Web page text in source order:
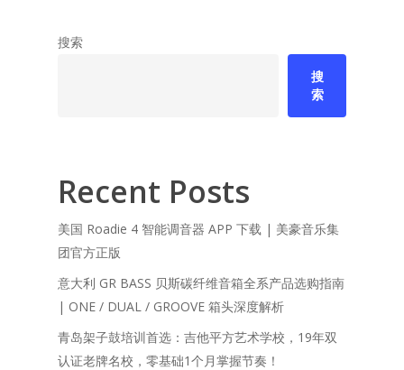
搜索
搜
索
Recent Posts
美国 Roadie 4 智能调音器 APP 下载 | 美豪音乐集
团官方正版
意大利 GR BASS 贝斯碳纤维音箱全系产品选购指南
| ONE / DUAL / GROOVE 箱头深度解析
青岛架子鼓培训首选：吉他平方艺术学校，19年双
认证老牌名校，零基础1个月掌握节奏！